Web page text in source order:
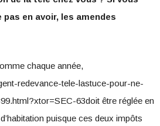
en avoir, les amendes
chaque année,
redevance-tele-lastuce-pour-ne-
63doit être réglée en
puisque ces deux impôts